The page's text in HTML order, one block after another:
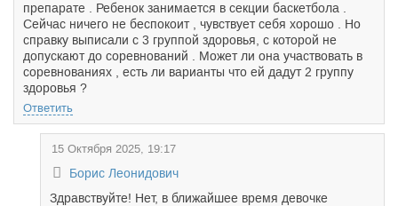
препарате . Ребенок занимается в секции баскетбола .
Сейчас ничего не беспокоит , чувствует себя хорошо . Но
справку выписали с 3 группой здоровья, с которой не
допускают до соревнований . Может ли она участвовать в
соревнованиях , есть ли варианты что ей дадут 2 группу
здоровья ?
Ответить
15 Октября 2025, 19:17
Борис Леонидович
Здравствуйте! Нет, в ближайшее время девочке